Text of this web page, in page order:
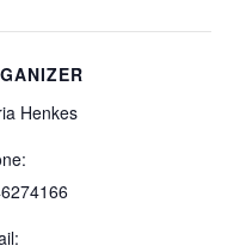
Henkes